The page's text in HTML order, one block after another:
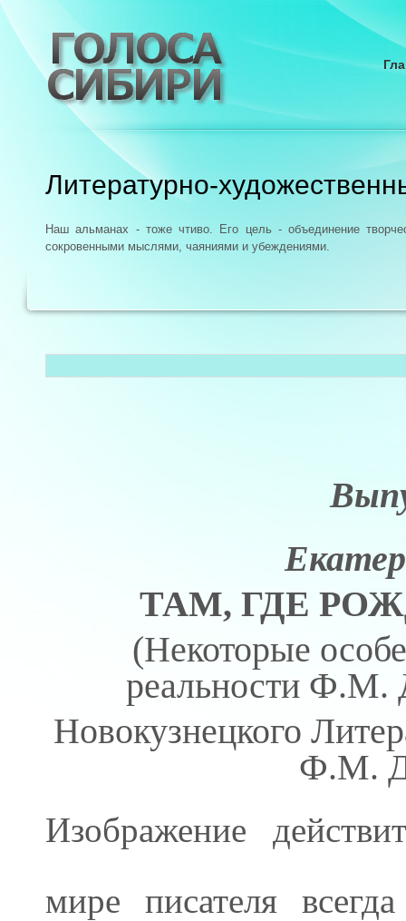
Литературно-
Наш альманах - тоже чтиво. Его цель - объединение
сокровенными мыслями, чаяниями и убеждениями.
ТАМ, ГДЕ
(Некоторые
реальности Ф.М.
Новокузнецкого
Ф.М.
Изображение
мире писателя